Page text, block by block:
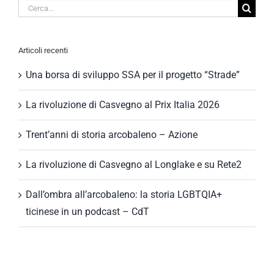
Cerca
Articoli recenti
Una borsa di sviluppo SSA per il progetto “Strade”
La rivoluzione di Casvegno al Prix Italia 2026
Trent’anni di storia arcobaleno – Azione
La rivoluzione di Casvegno al Longlake e su Rete2
Dall’ombra all’arcobaleno: la storia LGBTQIA+
ticinese in un podcast – CdT